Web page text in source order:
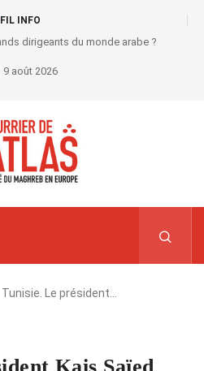
INFO
dirigeants du monde arabe ?
9 août 2026
Tunisie. Le président…